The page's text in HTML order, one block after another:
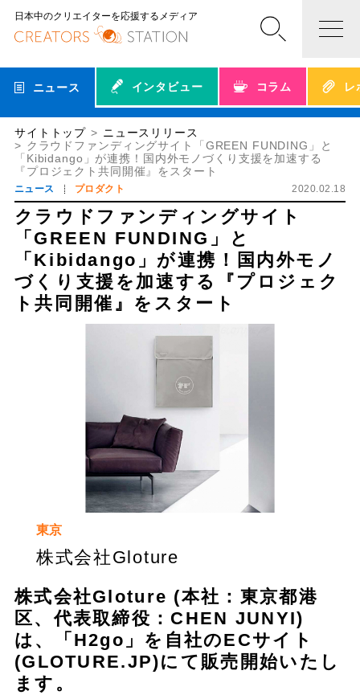
日本中のクリエイターを応援するメディア
ニュース インタビュー コラム レ
サイトトップ
ニュースリリース
クラウドファンディングサイト「GREEN FUNDING」と
「Kibidango」が連携！国内外モノづくり支援を加速する
『プロジェクト共同開催』をスタート
ニュース プロダクト 2020.02.18
クラウドファンディングサイト
「GREEN FUNDING」と
「Kibidango」が連携！国内外モノ
づくり支援を加速する『プロジェク
ト共同開催』をスタート
東京
株式会社Gloture
株式会社Gloture (本社：東京都港
区、代表取締役：CHEN JUNYI)
は、「H2go」を自社のECサイト
(GLOTURE.JP)にて販売開始いたし
ます。